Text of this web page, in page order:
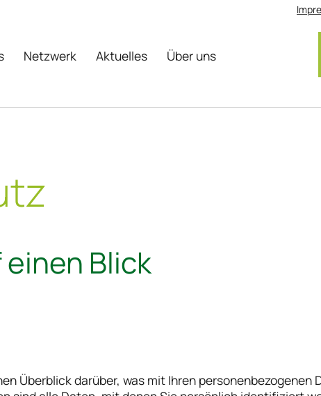
Netzwerk Aktuelles Über uns
einen Blick
Überblick darüber, was mit Ihren personenbezogenen